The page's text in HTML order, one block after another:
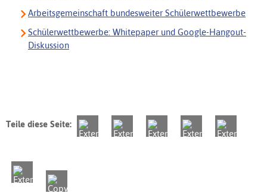
Arbeitsgemeinschaft bundesweiter Schülerwettbewerbe
Schülerwettbewerbe: Whitepaper und Google-Hangout-
Diskussion
Teile diese Seite: